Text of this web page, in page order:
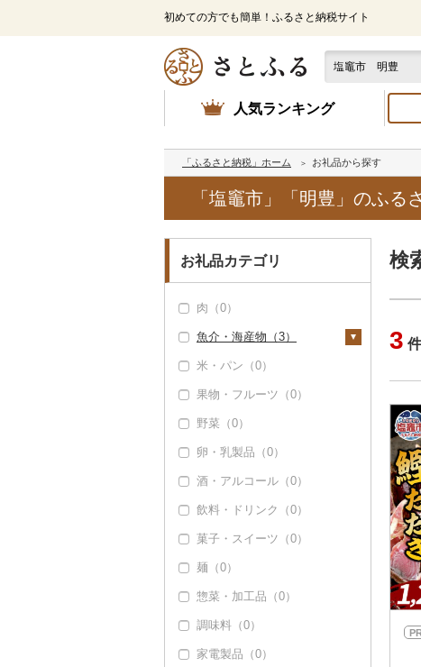
初めての方でも簡単！ふるさと納税サイト
人気ランキング
「ふるさと納税」ホーム お礼品から探す
「塩竈市」「明豊」のふる
お礼品カテゴリ
肉（0）
魚介・海産物（3）
カニ（0）
エビ（0）
いくら（0）
うに（0）
明太子・たらこ（0）
その他魚卵（0）
貝（0）
うなぎ（0）
鮮魚（3）
鮭・サーモン（0）
マグロ（2）
イカ・タコ（0）
海苔・海藻（0）
米・パン（0）
果物・フルーツ（0）
野菜（0）
卵・乳製品（0）
酒・アルコール（0）
飲料・ドリンク（0）
菓子・スイーツ（0）
麺（0）
惣菜・加工品（0）
調味料（0）
家電製品（0）
検
3